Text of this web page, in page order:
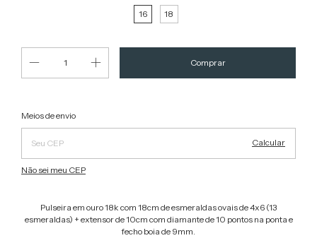
16
18
Entregas para o CEP:
Meios de envio
Calcular
Não sei meu CEP
Pulseira em ouro 18k com 18cm de esmeraldas ovais de 4x6 (13
esmeraldas) + extensor de 10cm com diamante de 10 pontos na ponta e
fecho boia de 9mm.